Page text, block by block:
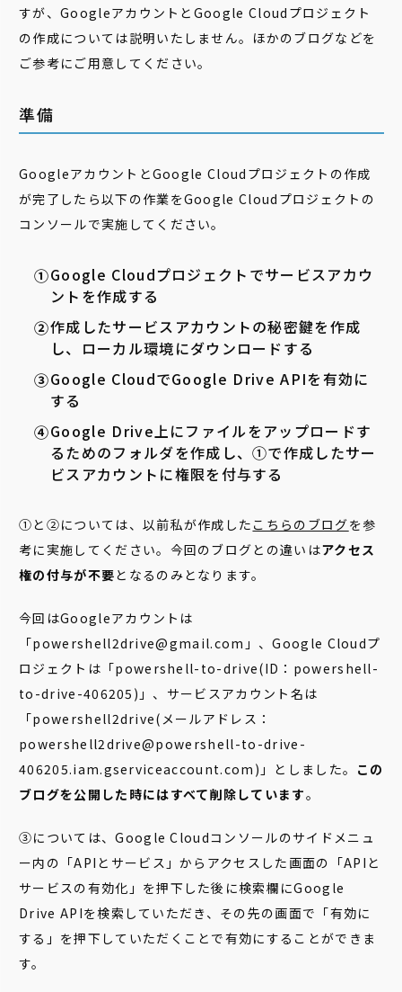
すが、GoogleアカウントとGoogle Cloudプロジェクト
の作成については説明いたしません。ほかのブログなどを
ご参考にご用意してください。
準備
GoogleアカウントとGoogle Cloudプロジェクトの作成
が完了したら以下の作業をGoogle Cloudプロジェクトの
コンソールで実施してください。
Google Cloudプロジェクトでサービスアカウ
ントを作成する
作成したサービスアカウントの秘密鍵を作成
し、ローカル環境にダウンロードする
Google CloudでGoogle Drive APIを有効に
する
Google Drive上にファイルをアップロードす
るためのフォルダを作成し、①で作成したサー
ビスアカウントに権限を付与する
①と②については、以前私が作成した こちらのブログを参
考に実施してください。今回のブログとの違いはアクセス
権の付与が不要となるのみとなります。
今回はGoogleアカウントは
「powershell2drive@gmail.com」、Google Cloudプ
ロジェクトは「powershell-to-drive(ID：powershell-
to-drive-406205)」、サービスアカウント名は
「powershell2drive(メールアドレス：
powershell2drive@powershell-to-drive-
406205.iam.gserviceaccount.com)」としました。 この
ブログを公開した時にはすべて削除しています。
③については、Google Cloudコンソールのサイドメニュ
ー内の「APIとサービス」からアクセスした画面の「APIと
サービスの有効化」を押下した後に検索欄にGoogle
Drive APIを検索していただき、その先の画面で「有効に
する」を押下していただくことで有効にすることができま
す。